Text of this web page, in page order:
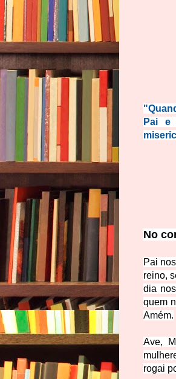
Pai e
No
Pai
reino,
dia
quem
Amém.
Ave,
rogai